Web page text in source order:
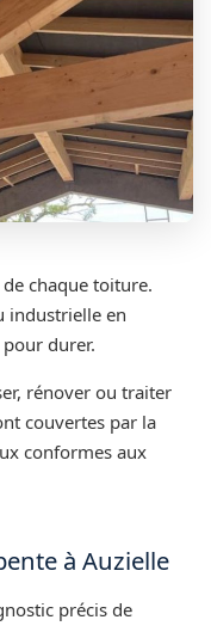
chaque toiture.
industrielle en
durer.
rénover ou traiter
couvertes par la
conformes aux
à Auzielle
précis de